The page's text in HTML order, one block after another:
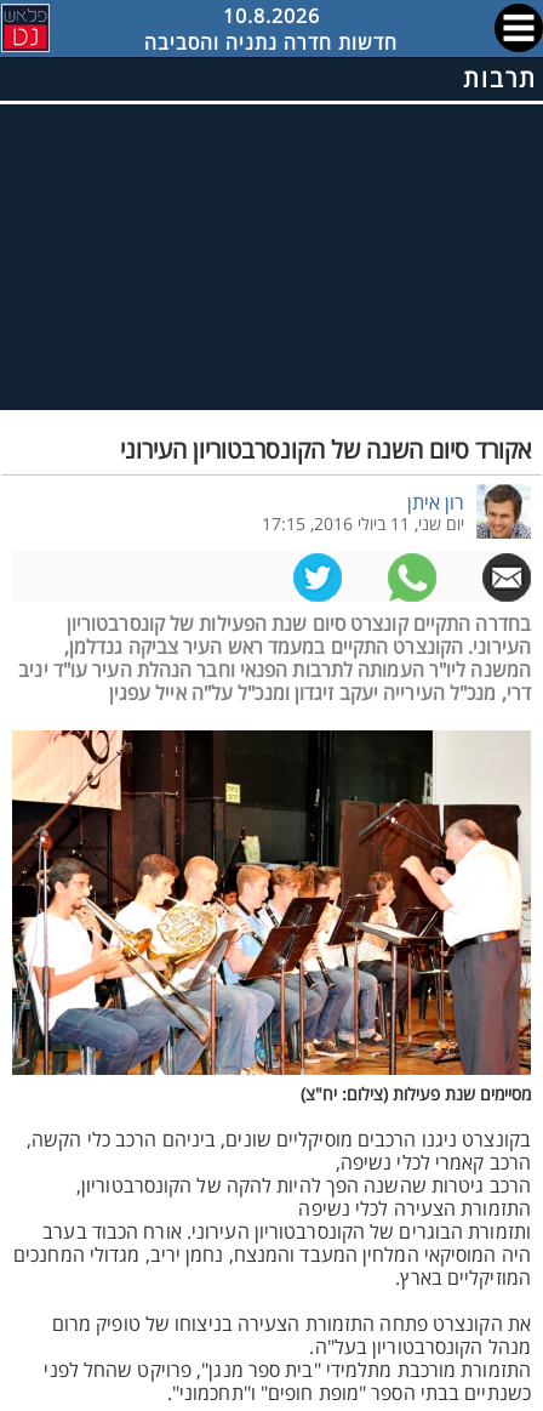
10.8.2026
חדשות חדרה נתניה והסביבה
תרבות
אקורד סיום השנה של הקונסרבטוריון העירוני
רון איתן
יום שני, 11 ביולי 2016, 17:15
בחדרה התקיים קונצרט סיום שנת הפעילות של קונסרבטוריון
העירוני. הקונצרט התקיים במעמד ראש העיר צביקה גנדלמן,
המשנה ליו"ר העמותה לתרבות הפנאי וחבר הנהלת העיר עו"ד יניב
דרי, מנכ"ל העירייה יעקב זיגדון ומנכ"ל על"ה אייל עפגין
מסיימים שנת פעילות (צילום: יח"צ)
בקונצרט ניגנו הרכבים מוסיקליים שונים, ביניהם הרכב כלי הקשה,
הרכב קאמרי לכלי נשיפה,
הרכב גיטרות שהשנה הפך להיות להקה של הקונסרבטוריון,
התזמורת הצעירה לכלי נשיפה
ותזמורת הבוגרים של הקונסרבטוריון העירוני. אורח הכבוד בערב
היה המוסיקאי המלחין המעבד והמנצח, נחמן יריב, מגדולי המחנכים
המוזיקליים בארץ.
את הקונצרט פתחה התזמורת הצעירה בניצוחו של טופיק מרום
מנהל הקונסרבטוריון בעל"ה.
התזמורת מורכבת מתלמידי "בית ספר מנגן", פרויקט שהחל לפני
כשנתיים בבתי הספר "מופת חופים" ו"תחכמוני".